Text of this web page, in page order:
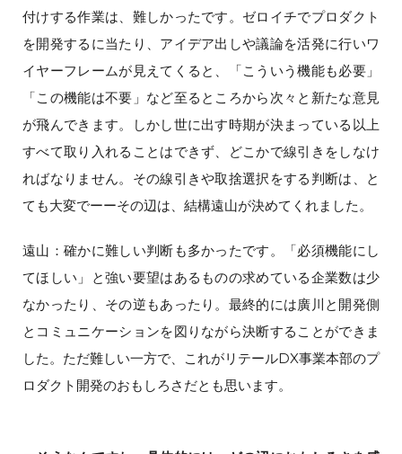
付けする作業は、難しかったです。ゼロイチでプロダクト
を開発するに当たり、アイデア出しや議論を活発に行いワ
イヤーフレームが見えてくると、「こういう機能も必要」
「この機能は不要」など至るところから次々と新たな意見
が飛んできます。しかし世に出す時期が決まっている以上
すべて取り入れることはできず、どこかで線引きをしなけ
ればなりません。その線引きや取捨選択をする判断は、と
ても大変でーーその辺は、結構遠山が決めてくれました。
遠山：確かに難しい判断も多かったです。「必須機能にし
てほしい」と強い要望はあるものの求めている企業数は少
なかったり、その逆もあったり。最終的には廣川と開発側
とコミュニケーションを図りながら決断することができま
した。ただ難しい一方で、これがリテールDX事業本部のプ
ロダクト開発のおもしろさだとも思います。